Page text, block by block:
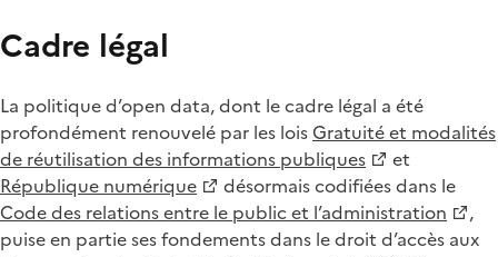
Cadre légal
La politique d’open data, dont le cadre légal a été
profondément renouvelé par les loisGratuité et modalités
de réutilisation des informations publiques
et
République numérique
désormais codifiées dans le
Code des relations entre le public et l’administration
,
puise en partie ses fondements dans le droit d’accès aux